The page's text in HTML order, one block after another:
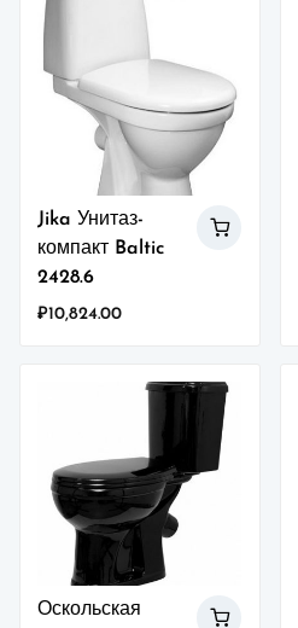
Jika Унитаз-
компакт Baltic
2428.6
₽10,824.00
Оскольская